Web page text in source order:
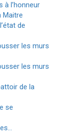
à l’honneur
Maitre
de
les murs
les murs
de la
se